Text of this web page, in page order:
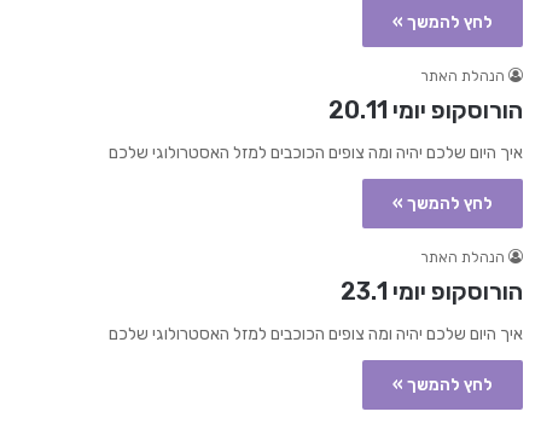
לחץ להמשך »
הנהלת האתר
הורוסקופ יומי 20.11
איך היום שלכם יהיה ומה צופים הכוכבים למזל האסטרולוגי שלכם
לחץ להמשך »
הנהלת האתר
הורוסקופ יומי 23.1
איך היום שלכם יהיה ומה צופים הכוכבים למזל האסטרולוגי שלכם
לחץ להמשך »